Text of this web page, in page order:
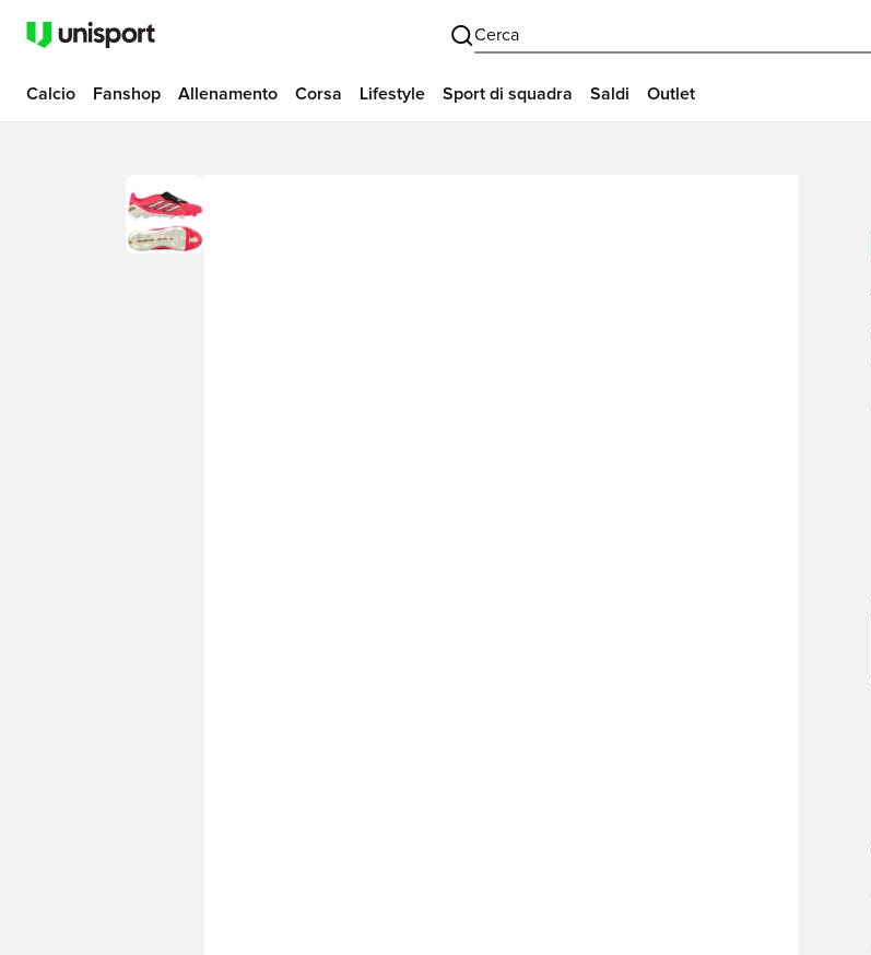
Cerca
Calcio Fanshop Allenamento Corsa Lifestyle Sport di squadra Saldi Outlet